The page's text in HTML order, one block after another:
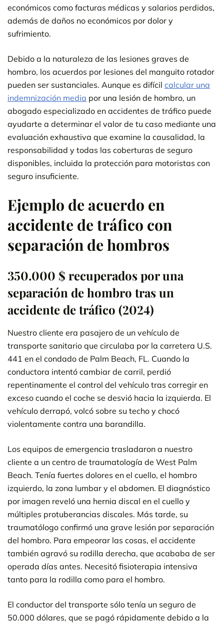
económicos como facturas médicas y salarios perdidos,
además de daños no económicos por dolor y
sufrimiento.
Debido a la naturaleza de las lesiones graves de
hombro, los acuerdos por lesiones del manguito rotador
pueden ser sustanciales. Aunque es difícil calcular una
indemnización media por una lesión de hombro, un
abogado especializado en accidentes de tráfico puede
ayudarte a determinar el valor de tu caso mediante una
evaluación exhaustiva que examine la causalidad, la
responsabilidad y todas las coberturas de seguro
disponibles, incluida la protección para motoristas con
seguro insuficiente.
Ejemplo de acuerdo en
accidente de tráfico con
separación de hombros
350.000 $ recuperados por una
separación de hombro tras un
accidente de tráfico (2024)
Nuestro cliente era pasajero de un vehículo de
transporte sanitario que circulaba por la carretera U.S.
441 en el condado de Palm Beach, FL. Cuando la
conductora intentó cambiar de carril, perdió
repentinamente el control del vehículo tras corregir en
exceso cuando el coche se desvió hacia la izquierda. El
vehículo derrapó, volcó sobre su techo y chocó
violentamente contra una barandilla.
Los equipos de emergencia trasladaron a nuestro
cliente a un centro de traumatología de West Palm
Beach. Tenía fuertes dolores en el cuello, el hombro
izquierdo, la zona lumbar y el abdomen. El diagnóstico
por imagen reveló una hernia discal en el cuello y
múltiples protuberancias discales. Más tarde, su
traumatólogo confirmó una grave lesión por separación
del hombro. Para empeorar las cosas, el accidente
también agravó su rodilla derecha, que acababa de ser
operada días antes. Necesitó fisioterapia intensiva
tanto para la rodilla como para el hombro.
El conductor del transporte sólo tenía un seguro de
50.000 dólares, que se pagó rápidamente debido a la